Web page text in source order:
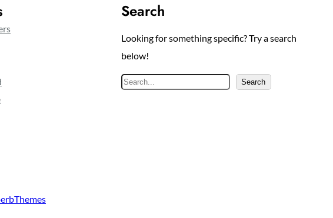
Search
Looking for something specific? Try a search
below!
S
Search